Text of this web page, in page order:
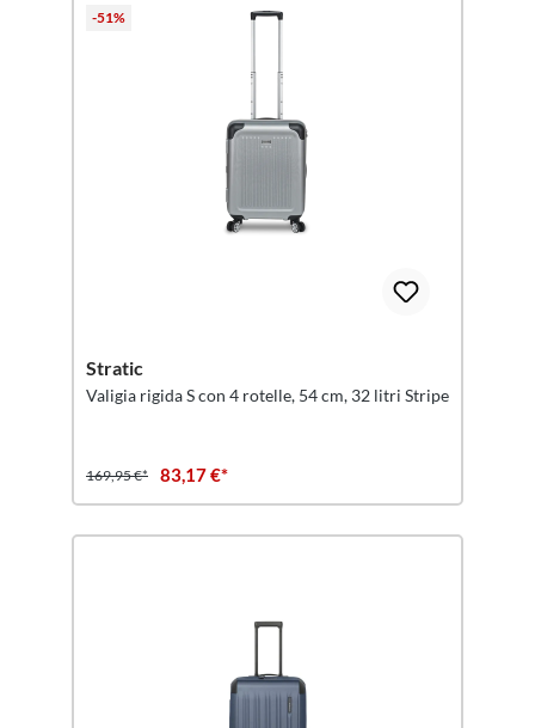
-51%
Stratic
Valigia rigida S con 4 rotelle, 54 cm, 32 litri Stripe
169,95 €* 83,17 €*